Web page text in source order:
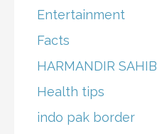
Entertainment
Facts
HARMANDIR SAHIB
Health tips
indo pak border